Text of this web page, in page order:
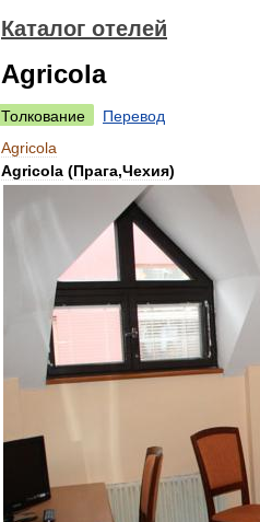
Каталог отелей
Agricola
Толкование
Перевод
Agricola
Agricola (Прага,Чехия)